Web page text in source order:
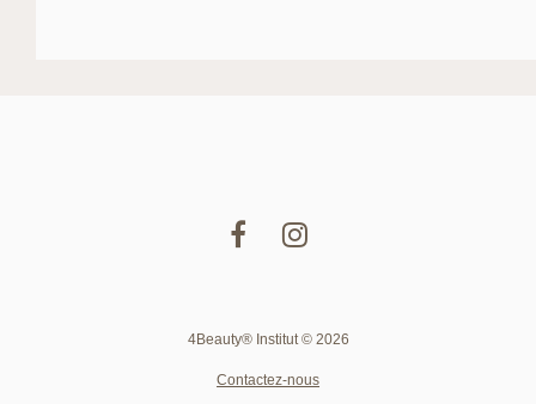
4Beauty® Institut © 2026
Contactez-nous